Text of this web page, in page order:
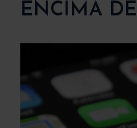
ENCIMA
más
grande